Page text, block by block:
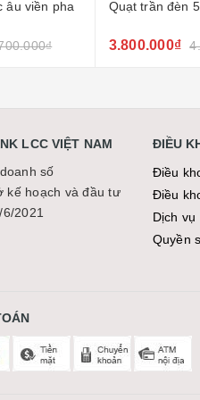
k410
Quạt trần đèn
3.800.000₫
LCC VIỆT NAM
số
kế hoạch và đầu tư
2021
ĐIỀU
Điều
Điều
Dịch
Quyền